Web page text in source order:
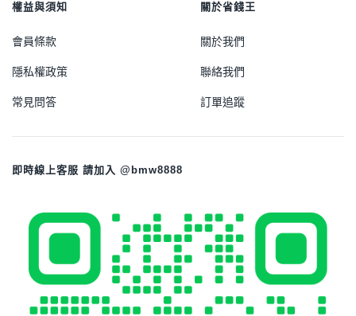
權益與須知
會員條款
隱私權政策
常見問答
關於省錢王
關於我們
聯絡我們
訂單追蹤
即時線上客服 請加入 @bmw8888